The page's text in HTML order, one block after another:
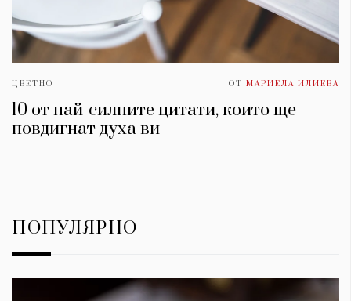
ЦВЕТНО ОТ МАРИЕЛА ИЛИЕВА
10 от най-силните цитати, които ще
повдигнат духa ви
ПОПУЛЯРНО